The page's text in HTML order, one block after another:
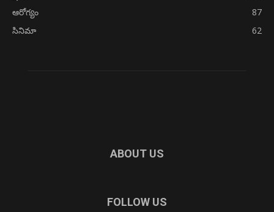
ఆరోగ్యం
87
సినిమా
62
ABOUT US
FOLLOW US